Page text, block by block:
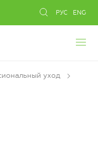
РУС ENG
уход